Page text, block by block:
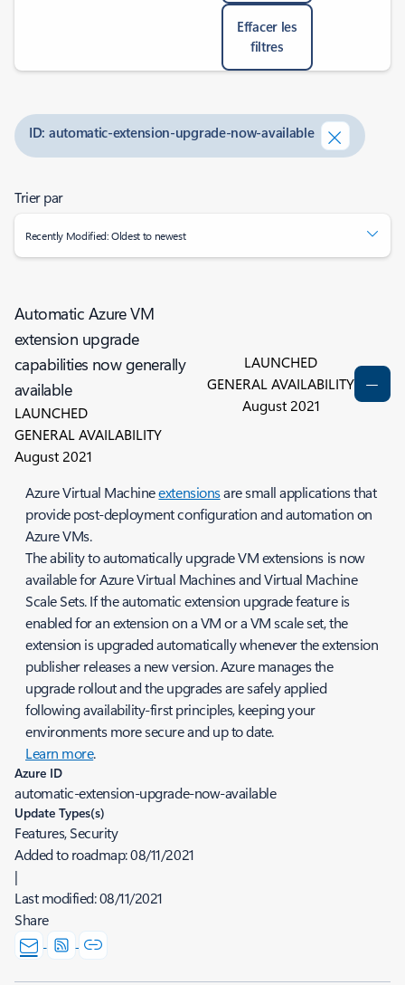
Effacer les
filtres
ID: automatic-extension-upgrade-now-available
Trier par
Recently Modified: Oldest to newest
Automatic Azure VM
extension upgrade
capabilities now generally
available
LAUNCHED
GENERAL AVAILABILITY
August 2021
LAUNCHED
GENERAL AVAILABILITY
August 2021
Azure Virtual Machineextensionsare small applications that
provide post-deployment configuration and automation on
Azure VMs.
The ability to automatically upgrade VM extensions is now
available for Azure Virtual Machines and Virtual Machine
Scale Sets. If the automatic extension upgrade feature is
enabled for an extension on a VM or a VM scale set, the
extension is upgraded automatically whenever the extension
publisher releases a new version. Azure manages the
upgrade rollout and the upgrades are safely applied
following availability-first principles, keeping your
environments more secure and up to date.
Learn more.
Azure ID
automatic-extension-upgrade-now-available
Update Types(s)
Features, Security
Added to roadmap:08/11/2021
|
Last modified:08/11/2021
Share